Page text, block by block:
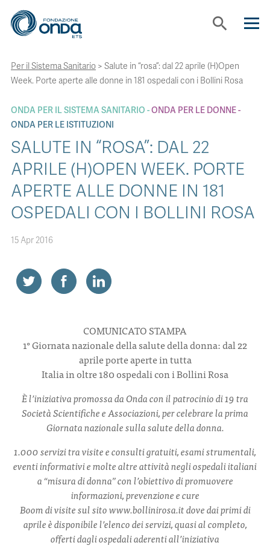
search
CHI SIAMO
CON CHI LAVORIAMO
STRUMENTI
PROGETTI
NEWS
ENG
Per il Sistema Sanitario > Salute in “rosa”: dal 22 aprile (H)Open
Week. Porte aperte alle donne in 181 ospedali con i Bollini Rosa
ONDA PER IL SISTEMA SANITARIO
ONDA PER LE DONNE
ONDA PER LE ISTITUZIONI
SALUTE IN “ROSA”: DAL 22
APRILE (H)OPEN WEEK. PORTE
APERTE ALLE DONNE IN 181
OSPEDALI CON I BOLLINI ROSA
15 Apr 2016
COMUNICATO STAMPA
1° Giornata nazionale della salute della donna: dal 22
aprile porte aperte in tutta
Italia in oltre 180 ospedali con i Bollini Rosa
È l’iniziativa promossa da Onda con il patrocinio di 19 tra
Società Scientifiche e Associazioni, per celebrare la prima
Giornata nazionale sulla salute della donna.
1.000 servizi tra visite e consulti gratuiti, esami strumentali,
eventi informativi e molte altre attività negliospedali italiani
a “misura di donna” con l’obiettivo di promuovere
informazioni, prevenzione e cure
Boom di visite sul sito www.bollinirosa.it dove dai primi di
aprile è disponibile l’elenco dei servizi, quasi alcompleto,
offerti dagli ospedali aderenti all’iniziativa